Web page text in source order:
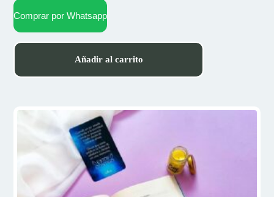
Comprar por Whatsapp
Añadir al carrito